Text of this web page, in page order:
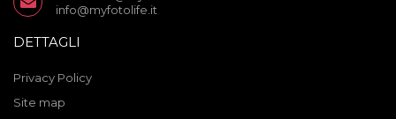
info@myfotolife.it
DETTAGLI
Privacy Policy
Site map